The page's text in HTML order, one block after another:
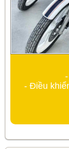
- Điều